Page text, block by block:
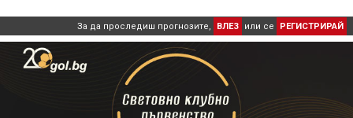
За да проследиш прогнозите, ВЛЕЗ или се РЕГИСТРИРАЙ